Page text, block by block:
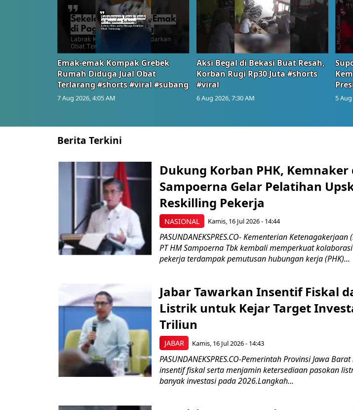
Emak-emak Kompak Grebek
Rumah Diduga Jual Obat
Terlarang #shorts #viral #subang
7 Aug 2026, 4:05 AM
Aksi Begal di Bekasi Buat Resah,
Korban Rugi Rp30 Juta #shorts
#viral
6 Aug 2026, 7:30 AM 5
Berita Terkini
NASIONAL
Dukung Korban PHK, Kemnaker
Sampoerna Gelar Pelatihan
Reskilling Pekerja
Kamis, 16 Jul 2026 - 14:44
PASUNDANEKSPRES.CO- Kementerian
PT HM Sampoerna Tbk kembali memperkuat
pekerja terdampak pemutusan hubungan kerja (PHK)...
JABAR
Jabar Tawarkan Insentif Fiskal
Listrik untuk Kejar Target
Triliun
Kamis, 16 Jul 2026 - 14:43
PASUNDANEKSPRES.CO-Pemerintah Provinsi Jawa
insentif fiskal serta menjamin ketersediaan pasokan
banyak investasi pada 2026.Langkah...